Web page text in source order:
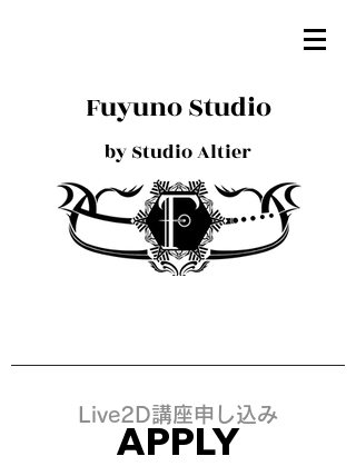
Fuyuno Studio
by Studio Altier
Live2D講座申し込み
APPLY